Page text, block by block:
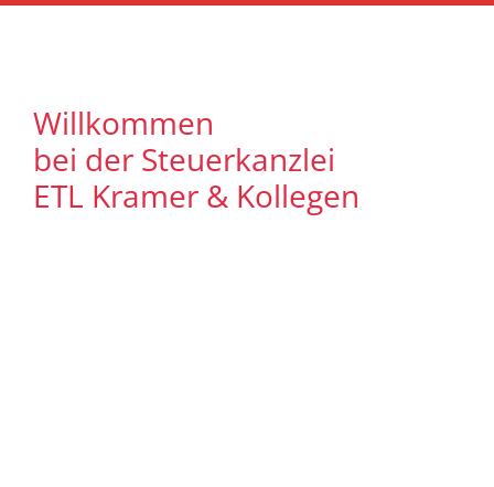
Willkommen
bei der Steuerkanzlei
ETL Kramer & Kollegen